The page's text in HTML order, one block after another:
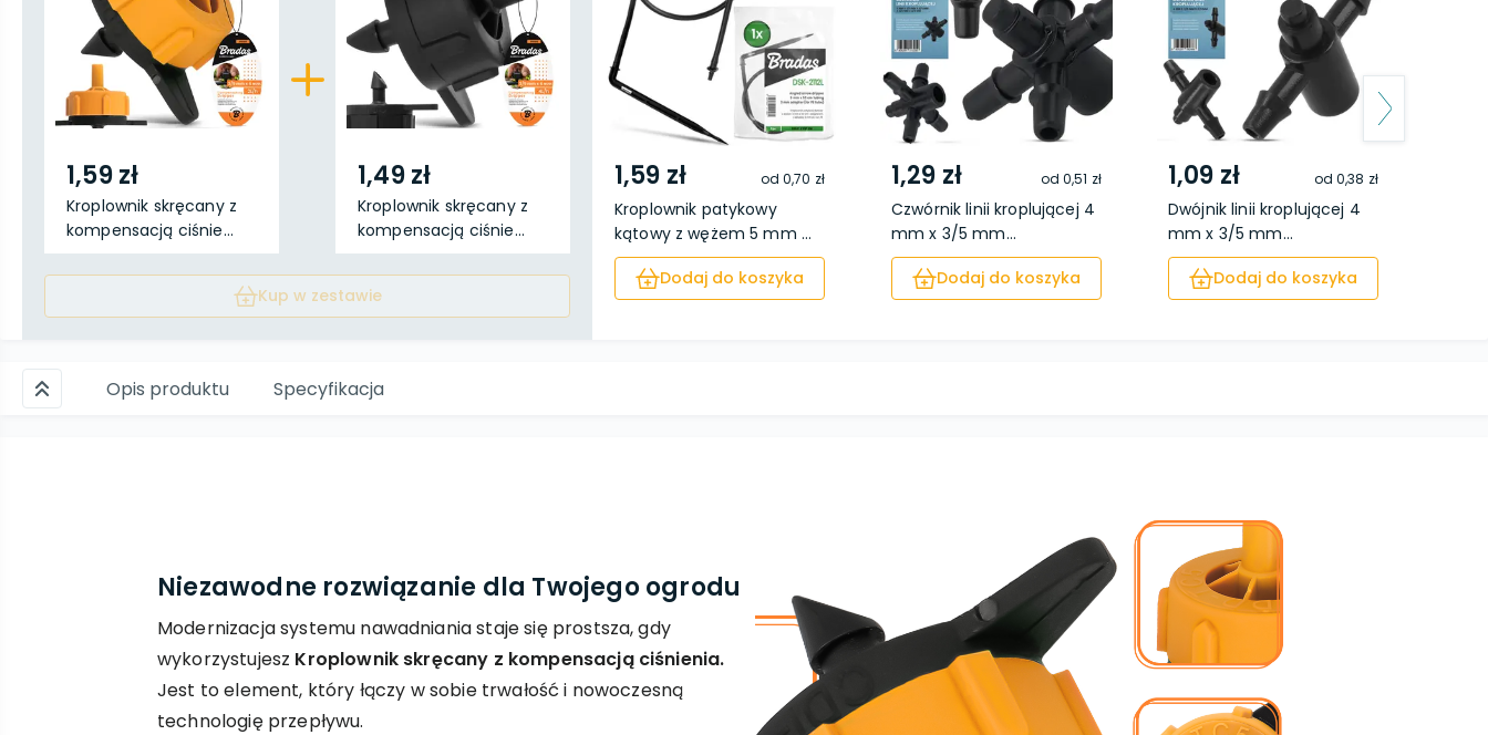
1,59 zł
Kroplownik skręcany z
kompensacją ciśnie...
1,49 zł
Kroplownik skręcany z
kompensacją ciśnie...
Kup w zestawie
1,59 zł od0,70 zł
Kroplownik patykowy
kątowy z wężem 5 mm ...
Dodaj do koszyka
1,29 zł od0,51 zł
Czwórnik linii kroplującej 4
mm x 3/5 mm...
Dodaj do koszyka
1,09 zł od0,38 zł
Dwójnik linii kroplującej 4
mm x 3/5 mm...
Dodaj do koszyka
Opis produktu Specyfikacja
Niezawodne rozwiązanie dla Twojego ogrodu
Modernizacja systemu nawadniania staje się prostsza, gdy
wykorzystujesz Kroplownik skręcany z kompensacją ciśnienia.
Jest to element, który łączy w sobie trwałość i nowoczesną
technologię przepływu.